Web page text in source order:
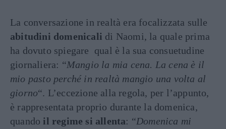
La conversazione in realtà era focalizzata sulle
abitudini domenicali di Naomi, la quale prima
ha dovuto spiegare qual è la sua consuetudine
giornaliera: “Mangio la mia cena. La cena è il
mio pasto perché in realtà mangio una volta al
giorno“. L’eccezione alla regola, per l’appunto,
è rappresentata proprio durante la domenica,
quando il regime si allenta: “Domenica mi